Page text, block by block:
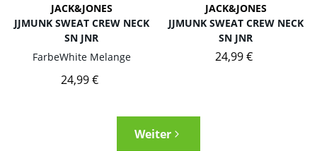
JACK&JONES
JJMUNK SWEAT CREW NECK
SN JNR
FarbeWhite Melange
24,99 €
JACK&JONES
JJMUNK SWEAT CREW NECK
SN JNR
24,99 €
Weiter